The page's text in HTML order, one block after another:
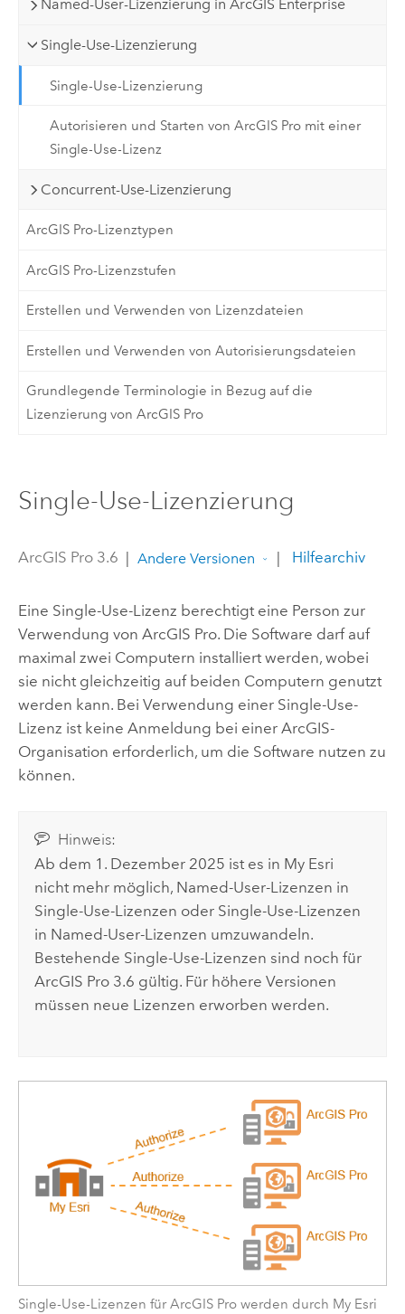
Named-User-Lizenzierung in ArcGIS Enterprise
Single-Use-Lizenzierung
Single-Use-Lizenzierung
Autorisieren und Starten von ArcGIS Pro mit einer
Single-Use-Lizenz
Concurrent-Use-Lizenzierung
ArcGIS Pro-Lizenztypen
ArcGIS Pro-Lizenzstufen
Erstellen und Verwenden von Lizenzdateien
Erstellen und Verwenden von Autorisierungsdateien
Grundlegende Terminologie in Bezug auf die
Lizenzierung von ArcGIS Pro
Single-Use-Lizenzierung
ArcGIS Pro 3.6 | Andere Versionen | Hilfearchiv
Eine Single-Use-Lizenz berechtigt eine Person zur
Verwendung von ArcGIS Pro. Die Software darf auf
maximal zwei Computern installiert werden, wobei
sie nicht gleichzeitig auf beiden Computern genutzt
werden kann. Bei Verwendung einer Single-Use-
Lizenz ist keine Anmeldung bei einer ArcGIS-
Organisation erforderlich, um die Software nutzen zu
können.
Hinweis:
Ab dem 1. Dezember 2025 ist es in My Esri
nicht mehr möglich, Named-User-Lizenzen in
Single-Use-Lizenzen oder Single-Use-Lizenzen
in Named-User-Lizenzen umzuwandeln.
Bestehende Single-Use-Lizenzen sind noch für
ArcGIS Pro 3.6 gültig. Für höhere Versionen
müssen neue Lizenzen erworben werden.
Single-Use-Lizenzen fürArcGIS Prowerden durch My Esri